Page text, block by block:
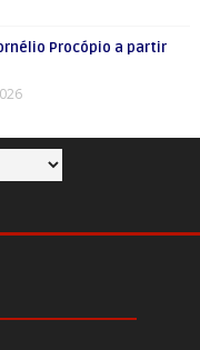
Procópio a partir